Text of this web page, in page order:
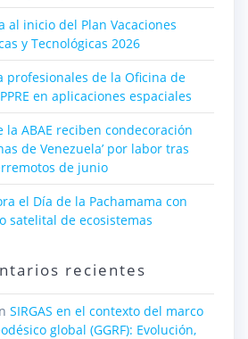
al inicio del Plan Vacaciones
y Tecnológicas 2026
profesionales de la Oficina de
en aplicaciones espaciales
la ABAE reciben condecoración
de Venezuela’ por labor tras
de junio
el Día de la Pachamama con
satelital de ecosistemas
recientes
SIRGAS en el contexto del marco
global (GGRF): Evolución,